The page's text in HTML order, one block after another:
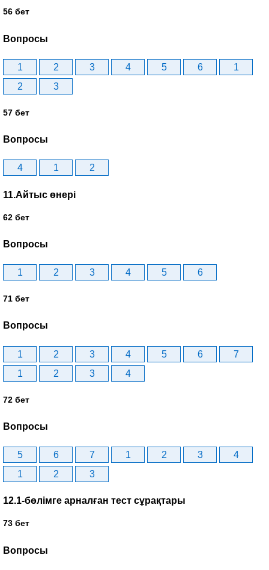
56 бет
Вопросы
1 2 3 4 5 6
1
2
3
57 бет
Вопросы
4 1 2
11.Айтыс өнері
62 бет
Вопросы
1 2 3 4 5 6
71 бет
Вопросы
1 2 3 4 5 6
7
1
2 3 4
72 бет
Вопросы
5 6 7 1 2 3
4
1
2 3
12.1-бөлімге арналған тест сұрақтары
73 бет
Вопросы